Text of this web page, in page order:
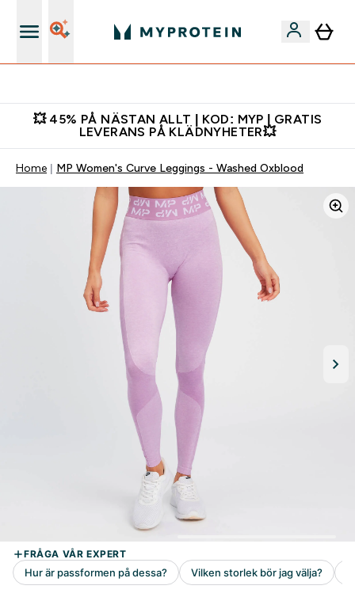
💥 45% PÅ NÄSTAN ALLT | KOD: MYP | GRATIS
LEVERANS PÅ KLÄDNYHETER💥
Home MP Women's Curve Leggings - Washed Oxblood